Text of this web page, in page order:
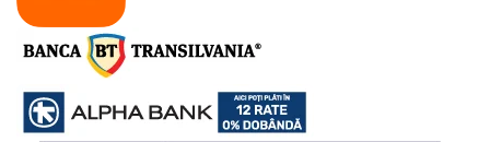
Pantofi ciclism
Imbracaminte ciclism barbati
Imbracaminte ciclism dama
Imbracaminte ciclism copii